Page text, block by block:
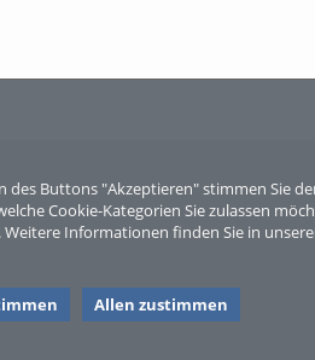
Buttons "Akzeptieren" stimmen Sie
Cookie-Kategorien Sie zulassen
Weitere Informationen finden Sie in
Allen zustimmen